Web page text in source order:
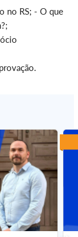
no RS; - O que